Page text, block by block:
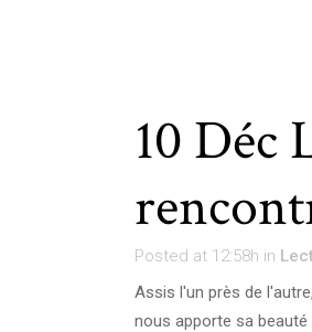
10 Déc
Posted at 12:58h in
Assis l'un près de
nous apporte sa